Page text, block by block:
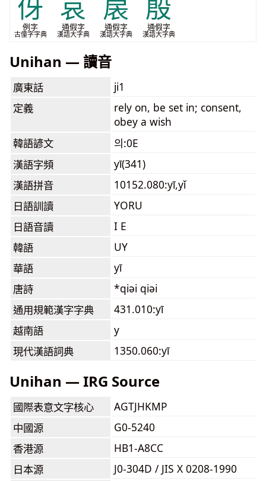
伢
例字
古僮字字典
哀
通假字
漢語大字典
扆
通假字
漢語大字典
殷
通假字
漢語大字典
Unihan — 讀音
廣東話
ji1
定義
rely on, be set in; consent,
obey a wish
韓語諺文
의:0E
漢語字頻
yī(341)
漢語拼音
10152.080:yī,yǐ
日語訓讀
YORU
日語音讀
I E
韓語
UY
華語
yī
唐詩
*qiəi qiəi
通用規範漢字字典
431.010:yī
越南語
y
現代漢語詞典
1350.060:yī
Unihan — IRG Source
國際表意文字核心
AGTJHKMP
中國源
G0-5240
香港源
HB1-A8CC
日本源
J0-304D / JIS X 0208-1990